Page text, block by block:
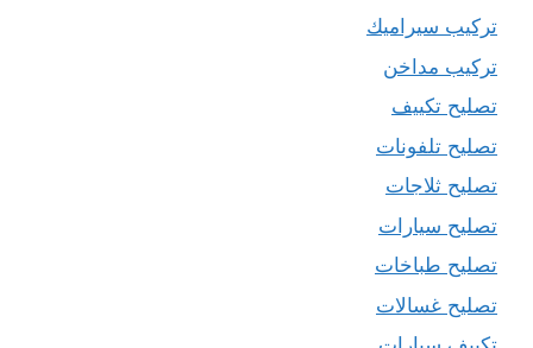
تركيب سيراميك
تركيب مداخن
تصليح تكييف
تصليح تلفونات
تصليح ثلاجات
تصليح سيارات
تصليح طباخات
تصليح غسالات